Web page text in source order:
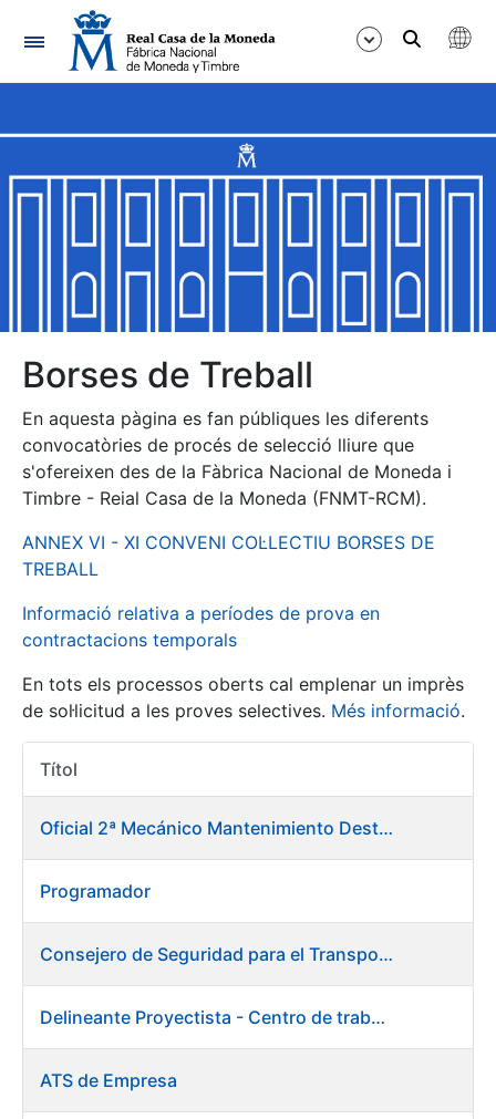
Navegació
Mostra/Amaga
Mostra/Amaga
Mostra/Amaga
Mostra/Amaga
Mostra/Amaga
Mostra/Amaga
Borses de Treball
En aquesta pàgina es fan públiques les diferents
convocatòries de procés de selecció lliure que
s'ofereixen des de la Fàbrica Nacional de Moneda i
Timbre - Reial Casa de la Moneda (FNMT-RCM).
ANNEX VI - XI CONVENI COL·LECTIU BORSES DE
TREBALL
Informació relativa a períodes de prova en
contractacions temporals
En tots els processos oberts cal emplenar un imprès
de sol·licitud a les proves selectives. Més informació.
Títol
Accions
Oficial 2ª Mecánico Mantenimiento Destacado
Programador
Consejero de Seguridad para el Transporte y Medio Ambiente
Delineante Proyectista - Centro de trabajo de Burgos
ATS de Empresa